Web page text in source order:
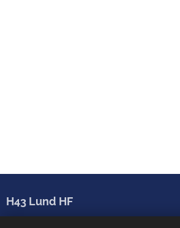
H43 Lund HF